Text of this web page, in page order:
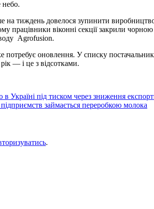
небо.
тиждень довелося зупинити
працівники віконні секції закрили
Agrofusion.
потребує оновлення. У списку
— і це з відсотками.
Україні під тиском через зниження
займається переробкою молока
.